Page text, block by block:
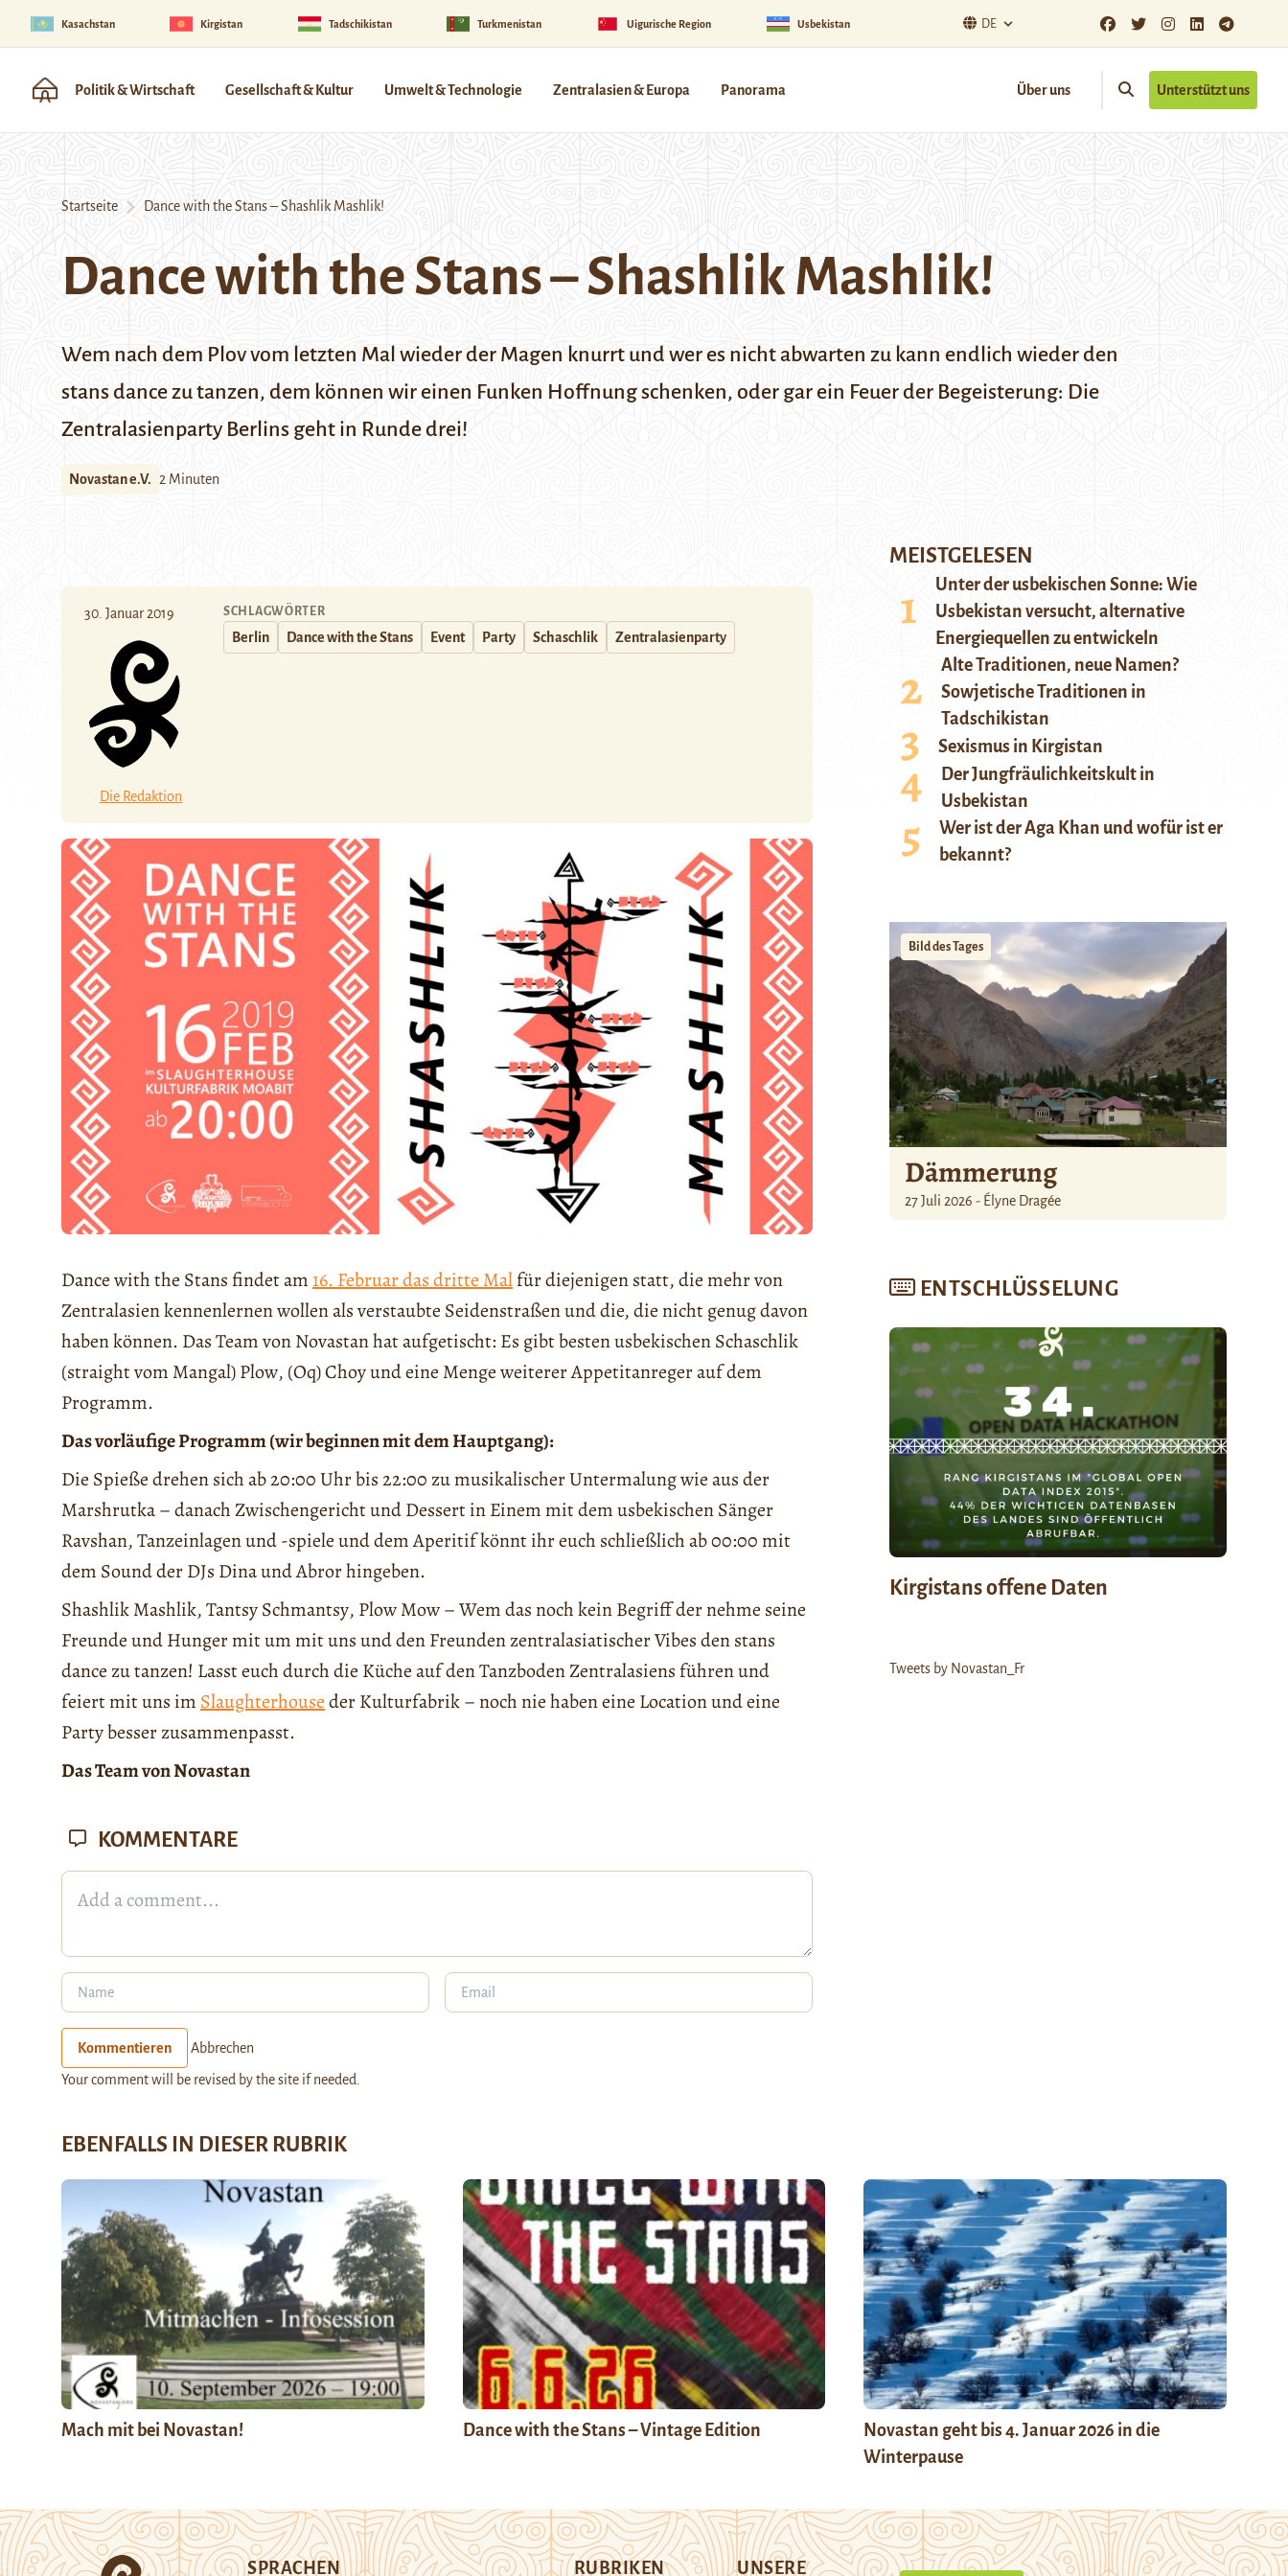
Kasachstan Kirgistan Tadschikistan Turkmenistan Uigurische Region Usbekistan DE
Politik & Wirtschaft Gesellschaft & Kultur Umwelt & Technologie Zentralasien & Europa Panorama Über uns Unterstützt uns
Startseite Dance with the Stans – Shashlik Mashlik!
Dance with the Stans – Shashlik Mashlik!
Wem nach dem Plov vom letzten Mal wieder der Magen knurrt und wer es nicht abwarten zu kann endlich wieder den
stans dance zu tanzen, dem können wir einen Funken Hoffnung schenken, oder gar ein Feuer der Begeisterung: Die
Zentralasienparty Berlins geht in Runde drei!
Novastan e.V. 2 Minuten
30. Januar 2019
Die Redaktion
SCHLAGWÖRTER
Berlin Dance with the Stans Event Party Schaschlik Zentralasienparty
Dance with the Stans findet am16. Februar das dritte Malfür diejenigen statt, die mehr von
Zentralasien kennenlernen wollen als verstaubte Seidenstraßen und die, die nicht genug davon
haben können. Das Team von Novastanhataufgetischt: Es gibt besten usbekischenSchaschlik
(straight vom Mangal) Plow, (Oq) Choy und eine Menge weiterer Appetitanreger auf dem
Programm.
Das vorläufige Programm (wir beginnen mit dem Hauptgang):
Die Spieße drehen sich ab 20:00 Uhr bis 22:00 zu musikalischer Untermalung wie aus der
Marshrutka – danach Zwischengericht und Dessert in Einem mit dem usbekischen Sänger
Ravshan, Tanzeinlagen und-spieleund dem Aperitif könnt ihr euch schließlich ab 00:00 mit
dem Soundder DJs Dina und Abror hingeben.
Shashlik Mashlik,Tantsy Schmantsy, PlowMow– Wem das noch kein Begriff der nehme seine
Freunde und Hunger mit um mit uns und den Freunden zentralasiatischer Vibes den stans
dance zu tanzen! Lasst euch durch die Küche auf den Tanzboden Zentralasiens führen und
feiert mit uns im Slaughterhouseder Kulturfabrik – noch nie haben eine Location und eine
Party besser zusammenpasst.
Das Team von Novastan
MEISTGELESEN
Unter der usbekischen Sonne: Wie
Usbekistan versucht, alternative
Energiequellen zu entwickeln
Alte Traditionen, neue Namen?
Sowjetische Traditionen in
Tadschikistan
Sexismus in Kirgistan
Der Jungfräulichkeitskult in
Usbekistan
Wer ist der Aga Khan und wofür ist er
bekannt?
Bild des Tages
Dämmerung
27 Juli 2026 - Élyne Dragée
ENTSCHLÜSSELUNG
Kirgistans offene Daten
Tweets by Novastan_Fr
KOMMENTARE
Kommentieren Abbrechen
Your comment will be revised by the site if needed.
EBENFALLS IN DIESER RUBRIK
Mach mit bei Novastan! Dance with the Stans – Vintage Edition
Novastan geht bis 4. Januar 2026 in die
Winterpause
SPRACHEN RUBRIKEN UNSERE